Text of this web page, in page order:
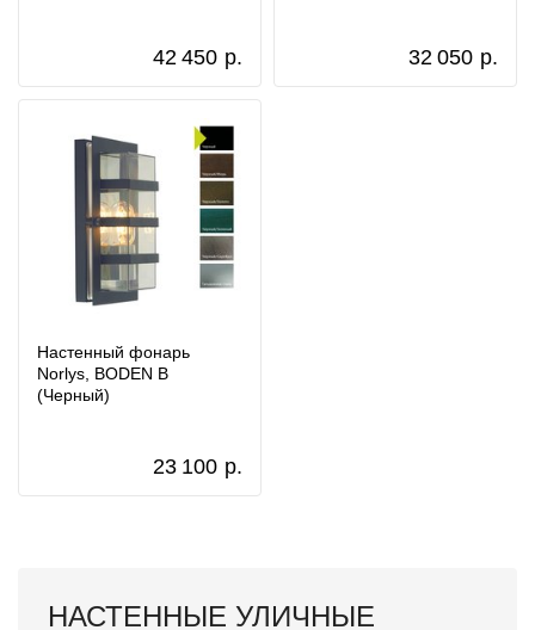
42 450 р. 32 050 р.
Настенный фонарь
Norlys, BODEN B
(Черный)
23 100 р.
НАСТЕННЫЕ УЛИЧНЫЕ